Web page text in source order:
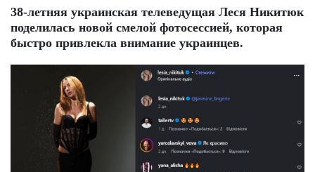
38-летняя украинская телеведущая Леся Никитюк
поделилась новой смелой фотосессией, которая
быстро привлекла внимание украинцев.